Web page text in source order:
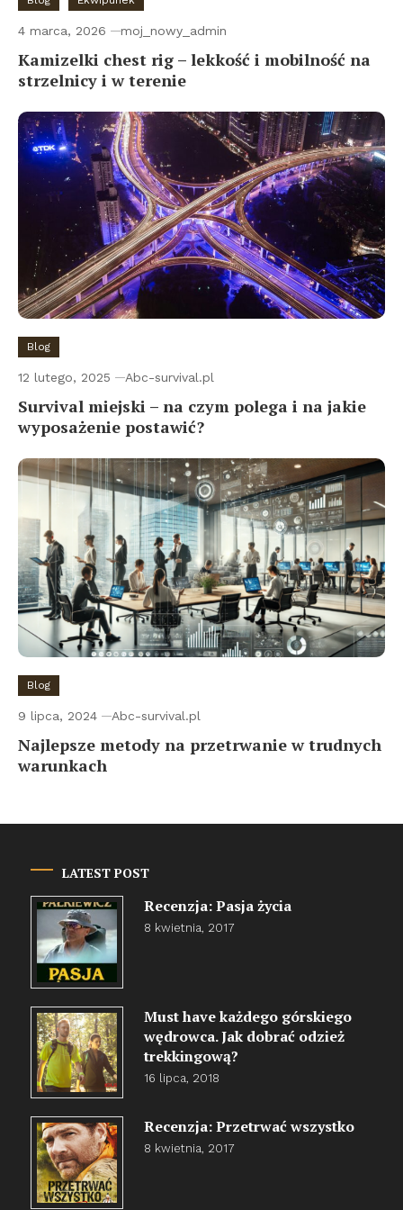
4 marca, 2026 moj_nowy_admin
Kamizelki chest rig – lekkość i mobilność na
strzelnicy i w terenie
Blog
12 lutego, 2025 Abc-survival.pl
Survival miejski – na czym polega i na jakie
wyposażenie postawić?
Blog
9 lipca, 2024 Abc-survival.pl
Najlepsze metody na przetrwanie w trudnych
warunkach
LATEST POST
Recenzja: Pasja życia
8 kwietnia, 2017
Must have każdego górskiego
wędrowca. Jak dobrać odzież
trekkingową?
16 lipca, 2018
Recenzja: Przetrwać wszystko
8 kwietnia, 2017